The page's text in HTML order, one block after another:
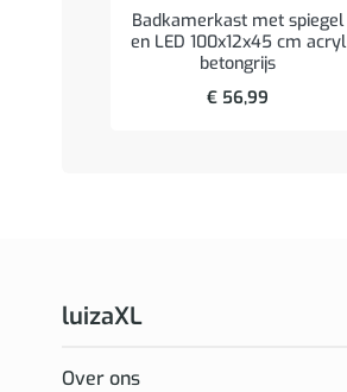
Badkamerkast met spiegel
en LED 100x12x45 cm acryl
betongrijs
€ 56,99
luizaXL
Over ons